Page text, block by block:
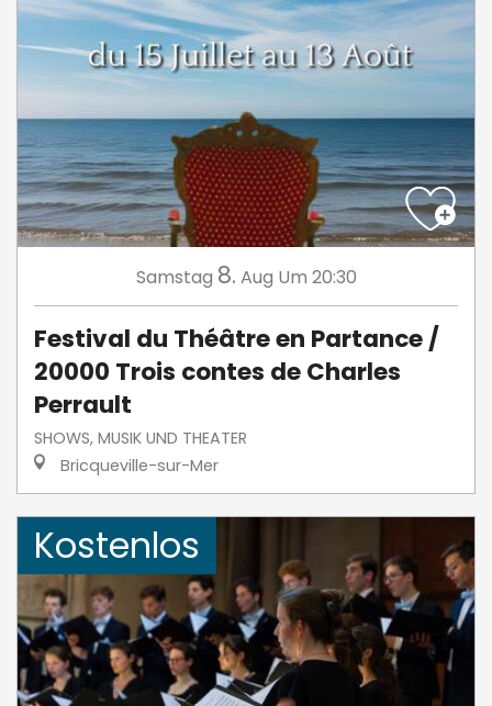
Samstag 8. Aug Um 20:30
Festival du Théâtre en Partance /
20000 Trois contes de Charles
Perrault
SHOWS, MUSIK UND THEATER
Bricqueville-sur-Mer
Kostenlos